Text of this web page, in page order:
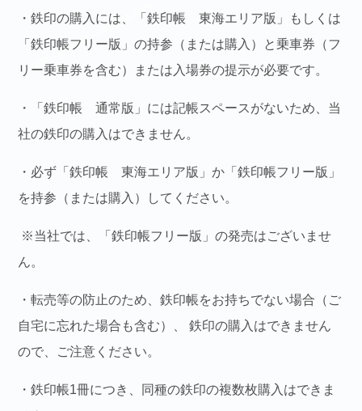
・鉄印の購入には、「鉄印帳 東海エリア版」もしくは
「鉄印帳フリー版」の持参（または購入）と乗車券（フ
リー乗車券を含む）または入場券の提示が必要です。
・「鉄印帳 通常版」には記帳スペースがないため、当
社の鉄印の購入はできません。
・必ず「鉄印帳 東海エリア版」か「鉄印帳フリー版」
を持参（または購入）してください。
※当社では、「鉄印帳フリー版」の発売はございませ
ん。
・転売等の防止のため、鉄印帳をお持ちでない場合（ご
自宅に忘れた場合も含む）、 鉄印の購入はできません
ので、ご注意ください。
・鉄印帳1冊につき、同種の鉄印の複数枚購入はできま